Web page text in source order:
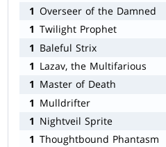
1 Overseer of the Damned
1 Twilight Prophet
1 Baleful Strix
1 Lazav, the Multifarious
1 Master of Death
1 Mulldrifter
1 Nightveil Sprite
1 Thoughtbound Phantasm